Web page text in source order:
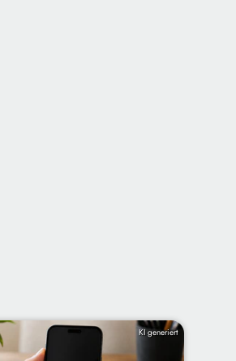
KI generiert